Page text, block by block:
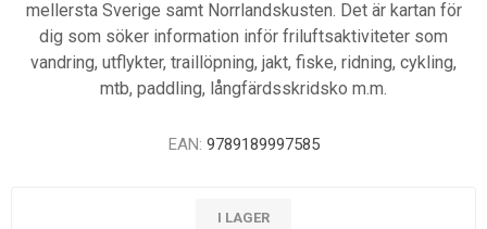
mellersta Sverige samt Norrlandskusten. Det är kartan för
dig som söker information inför friluftsaktiviteter som
vandring, utflykter, traillöpning, jakt, fiske, ridning, cykling,
mtb, paddling, långfärdsskridsko m.m.
EAN: 9789189997585
I LAGER